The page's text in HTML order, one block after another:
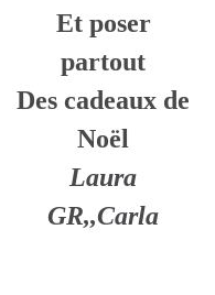
Et poser
partout
Des cadeaux de
Noël
Laura
GR,,Carla